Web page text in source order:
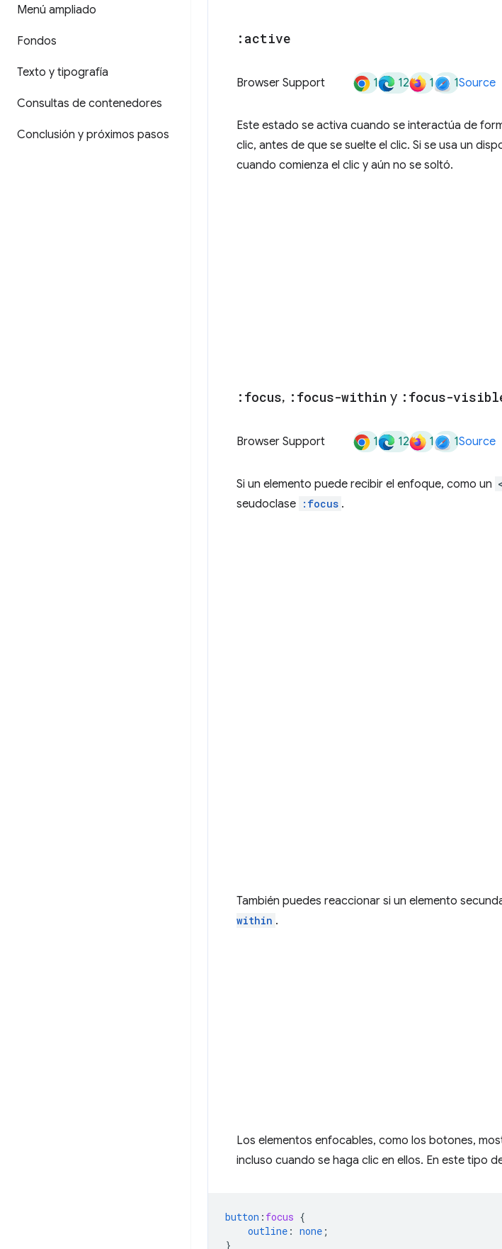
Menú ampliado
Fondos
Texto y tipografía
Consultas de contenedores
Conclusión y próximos pasos
:active
Browser Support 1 12 1 1Source
Este estado se activa cuando se interactúa de
clic, antes de que se suelte el clic. Si se usa un
cuando comienza el clic y aún no se soltó.
:focus, :focus-within y :focus-
Browser Support 1 12 1 1Source
Si un elemento puede recibir el enfoque, como un
seudoclase :focus .
También puedes reaccionar si un elemento
within .
Los elementos enfocables, como los botones,
incluso cuando se haga clic en ellos. En este tipo
button : focus {
outline : none ;
}